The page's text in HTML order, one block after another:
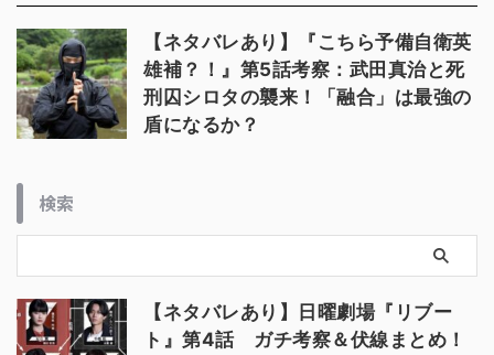
【ネタバレあり】『こちら予備自衛英
雄補？！』第5話考察：武田真治と死
刑囚シロタの襲来！「融合」は最強の
盾になるか？
検索
【ネタバレあり】日曜劇場『リブー
ト』第4話 ガチ考察＆伏線まとめ！